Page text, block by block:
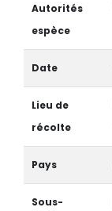
Autorités
espèce
Date
Lieu de
récolte
Pays
Sous-